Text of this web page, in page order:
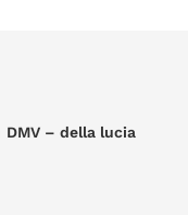
DMV – della lucia